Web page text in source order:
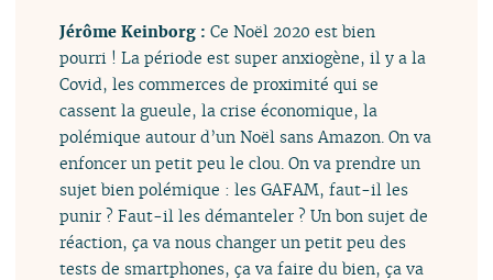
Jérôme Keinborg :Ce Noël 2020 est bien
pourri ! La période est super anxiogène, il y a la
Covid, les commerces de proximité qui se
cassent la gueule, la crise économique, la
polémique autour d’un Noël sans Amazon. On va
enfoncer un petit peu le clou. On va prendre un
sujet bien polémique : les GAFAM, faut-il les
punir ? Faut-il les démanteler ? Un bon sujet de
réaction, ça va nous changer un petit peu des
tests de smartphones, ça va faire du bien, ça va